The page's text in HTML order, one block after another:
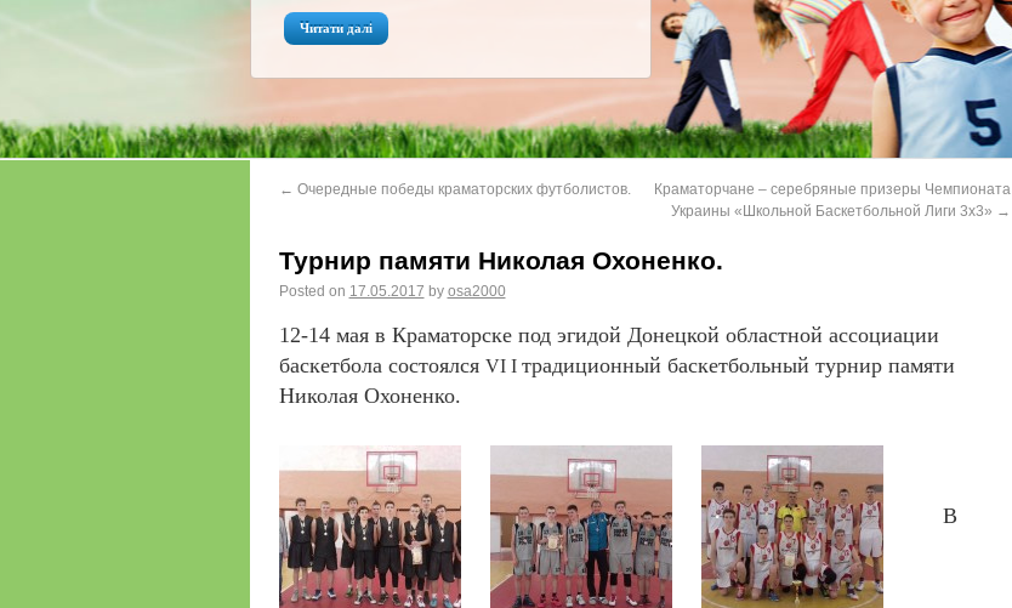
Читати далі
← Очередные победы краматорских футболистов.
Краматорчане – серебряные призеры Чемпионата
Украины «Школьной Баскетбольной Лиги 3х3» →
Турнир памяти Николая Охоненко.
Posted on 17.05.2017 by osa2000
12-14 мая в Краматорске под эгидой Донецкой областной ассоциации
баскетбола состоялся VІ І традиционный баскетбольный турнир памяти
Николая Охоненко.
В